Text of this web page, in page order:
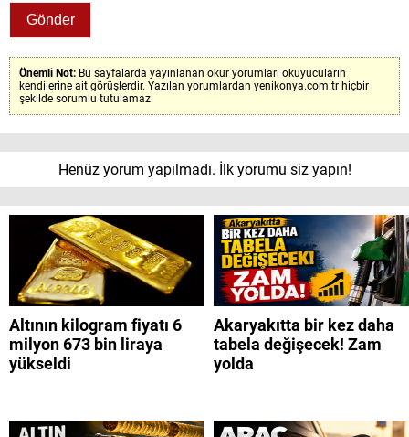
Önemli Not: Bu sayfalarda yayınlanan okur yorumları okuyucuların
kendilerine ait görüşlerdir. Yazılan yorumlardan yenikonya.com.tr hiçbir
şekilde sorumlu tutulamaz.
Henüz yorum yapılmadı. İlk yorumu siz yapın!
Altının kilogram fiyatı 6
milyon 673 bin liraya
yükseldi
Akaryakıtta bir kez daha
tabela değişecek! Zam
yolda